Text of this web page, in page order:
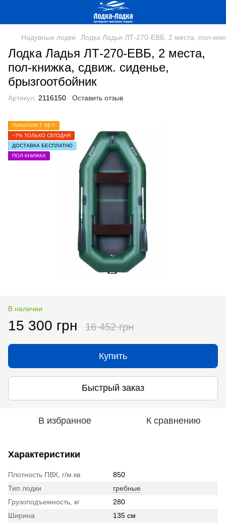
Надувные лодки Лодка Ладья ЛТ-270-ЕВБ, 2 места, пол-
Лодка Ладья ЛТ-270-ЕВБ, 2 места,
пол-книжка, сдвиж. сиденье,
брызгоотбойник
Артикул: 2116150 Оставить отзыв
ГАРАНТИЯ 7 ЛЕТ!
−7% ТОЛЬКО СЕГОДНЯ
ДОСТАВКА БЕСПЛАТНО
ПОЛ-КНИЖКА
В наличии
15 300 грн 16 452 грн
Купить
Быстрый заказ
В избранное К сравнению
Характеристики
Плотность ПВХ, г/м.кв
850
Тип лодки
гребные
Грузоподъемность, кг
280
Ширина
135 см